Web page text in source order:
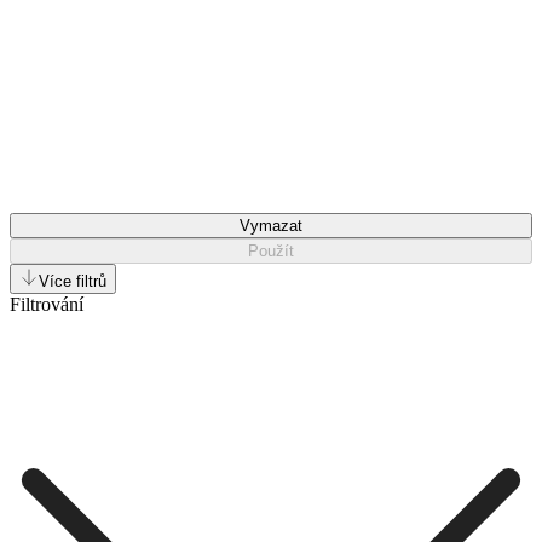
Vymazat
Použít
Více filtrů
Filtrování